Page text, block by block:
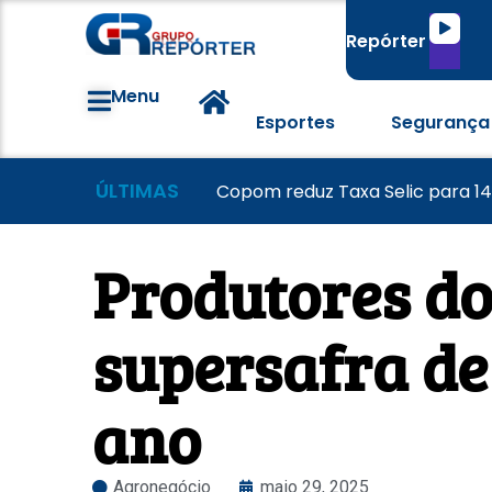
Repórter
Tocador
áudio
Menu
Esportes
Segurança
ÚLTIMAS Grêmio vence o Mirassol e
Colorado visita o Corinthians
Copom reduz Taxa Selic para
Produtores
supersafra
ano
Agronegócio maio 29, 2025